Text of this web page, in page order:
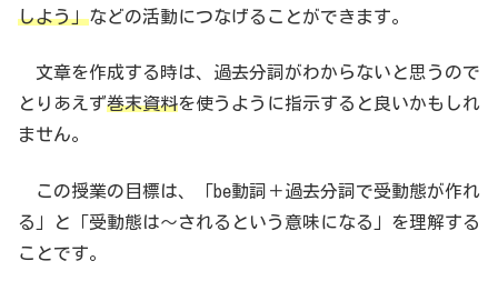
しよう」などの活動につなげることができます。
文章を作成する時は、過去分詞がわからないと思うので
とりあえず巻末資料を使うように指示すると良いかもしれ
ません。
この授業の目標は、「be動詞＋過去分詞で受動態が作れ
る」と「受動態は〜されるという意味になる」を理解する
ことです。